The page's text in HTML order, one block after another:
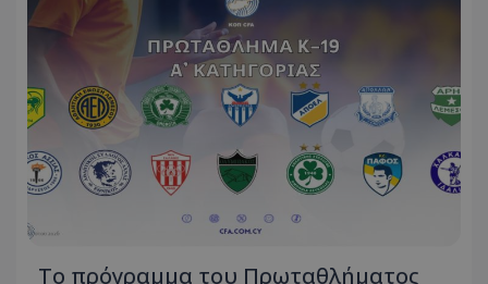
Το πρόγραμμα του Πρωταθλήματος